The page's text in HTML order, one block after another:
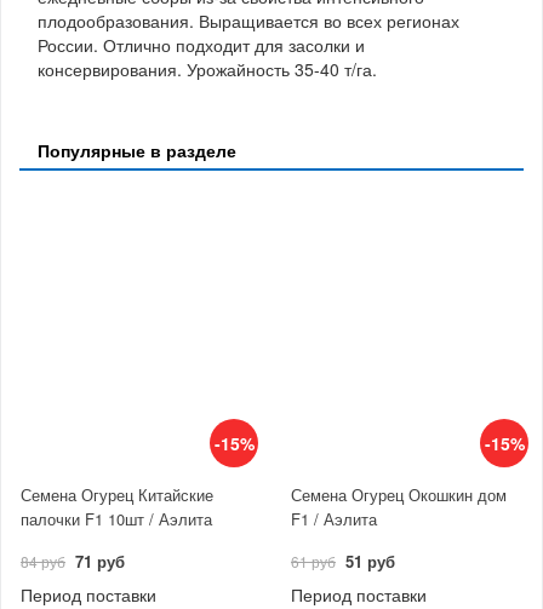
плодообразования. Выращивается во всех регионах
России. Отлично подходит для засолки и
консервирования. Урожайность 35-40 т/га.
Популярные в разделе
-15%
Семена Огурец Китайские
палочки F1 10шт / Аэлита
84 руб 71 руб
Период поставки
-15%
Семена Огурец Окошкин дом
F1 / Аэлита
61 руб 51 руб
Период поставки